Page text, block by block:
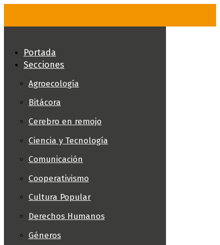
Portada
Secciones
Agroecología
Bitácora
Cerebro en remojo
Ciencia y Tecnología
Comunicación
Cooperativismo
Cultura Popular
Derechos Humanos
Géneros